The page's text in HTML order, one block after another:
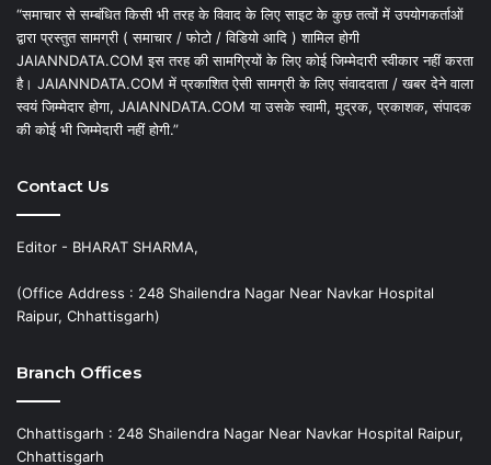
“समाचार से सम्बंधित किसी भी तरह के विवाद के लिए साइट के कुछ तत्वों में उपयोगकर्ताओं
द्वारा प्रस्तुत सामग्री ( समाचार / फोटो / विडियो आदि ) शामिल होगी
JAIANNDATA.COM इस तरह की सामग्रियों के लिए कोई जिम्मेदारी स्वीकार नहीं करता
है। JAIANNDATA.COM में प्रकाशित ऐसी सामग्री के लिए संवाददाता / खबर देने वाला
स्वयं जिम्मेदार होगा, JAIANNDATA.COM या उसके स्वामी, मुद्रक, प्रकाशक, संपादक
की कोई भी जिम्मेदारी नहीं होगी.”
Contact Us
Editor - BHARAT SHARMA,
(Office Address : 248 Shailendra Nagar Near Navkar Hospital
Raipur, Chhattisgarh)
Branch Offices
Chhattisgarh : 248 Shailendra Nagar Near Navkar Hospital Raipur,
Chhattisgarh